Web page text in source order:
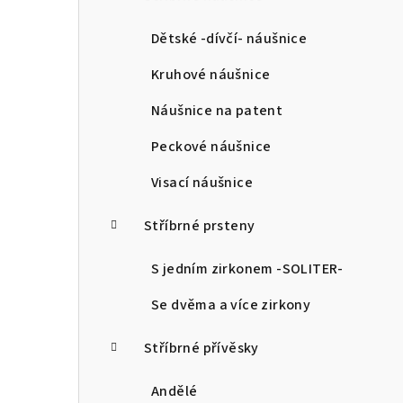
Dětské -dívčí- náušnice
Kruhové náušnice
Náušnice na patent
Peckové náušnice
Visací náušnice
Stříbrné prsteny
S jedním zirkonem -SOLITER-
Se dvěma a více zirkony
Stříbrné přívěsky
Andělé